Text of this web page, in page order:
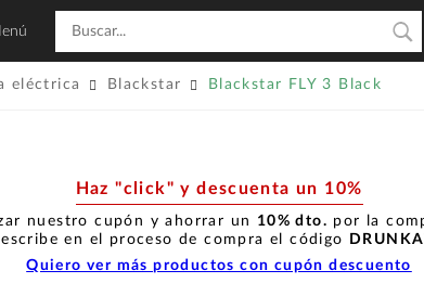
eléctrica Blackstar Blackstar FLY 3 Black
Haz "click" y descuenta un 10%
nuestro cupón y ahorrar un 10% dto. por la
en el proceso de compra el código
Quiero ver más productos con cupón descuento